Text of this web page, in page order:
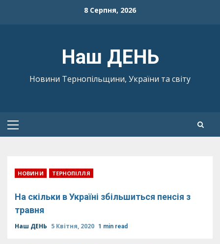
8 Серпня, 2026
Наш ДЕНЬ
Новини Тернопільщини, України та світу
Primary
НОВИНИ ТЕРНОПІЛЛЯ
На скільки в Україні збільшиться пенсія з
травня
Наш ДЕНЬ 5 Квітня, 2020 1 min read